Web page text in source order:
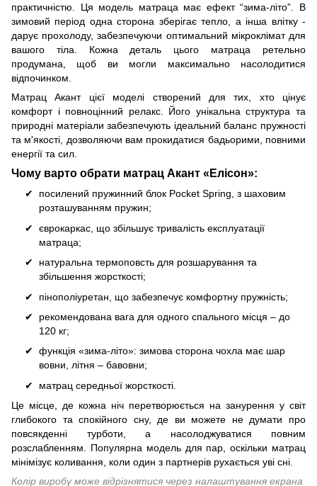
практичністю. Ця модель матраца має ефект “зима-літо”. В
зимовий період одна сторона зберігає тепло, а інша влітку -
дарує прохолоду, забезпечуючи оптимальний мікроклімат для
вашого тіла. Кожна деталь цього матраца ретельно
продумана, щоб ви могли максимально насолодитися
відпочинком.
Матрац Акант цієї моделі створений для тих, хто цінує
комфорт і повноцінний релакс. Його унікальна структура та
природні матеріали забезпечують ідеальний баланс пружності
та м'якості, дозволяючи вам прокидатися бадьорими, повними
енергії та сил.
Чому варто обрати матрац Акант «Елісон»:
посилений пружинний блок Pocket Spring, з шаховим
розташуванням пружин;
єврокаркас, що збільшує тривалість експлуатації
матраца;
натуральна термоповсть для розшарування та
збільшення жорсткості;
пінополіуретан, що забезпечує комфортну пружність;
рекомендована вага для одного спального місця – до
120 кг;
функція «зима-літо»: зимова сторона чохла має шар
вовни, літня – бавовни;
матрац середньої жорсткості.
Це місце, де кожна ніч перетворюється на занурення у світ
глибокого та спокійного сну, де ви можете не думати про
повсякденні турботи, а насолоджуватися повним
розслабленням. Популярна модель для пар, оскільки матрац
мінімізує коливання, коли один з партнерів рухається уві сні.
Колір виробу може відрізнятися через налаштування екрана